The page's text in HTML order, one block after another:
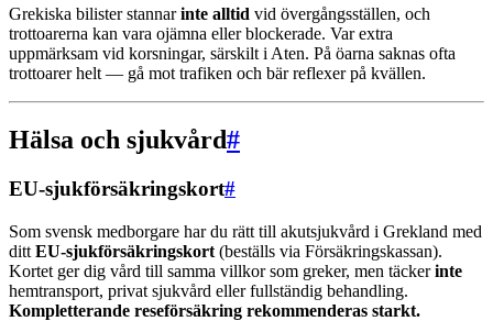
Grekiska bilister stannarinte alltid vid övergångsställen, och
trottoarerna kan vara ojämna eller blockerade. Var extra
uppmärksam vid korsningar, särskilt i Aten. På öarna saknas ofta
trottoarer helt — gå mot trafiken och bär reflexer på kvällen.
Hälsa och sjukvård#
EU-sjukförsäkringskort#
Som svensk medborgare har du rätt till akutsjukvård i Grekland med
ditt EU-sjukförsäkringskort (beställs via Försäkringskassan).
Kortet ger dig vård till samma villkor som greker, men täckerinte
hemtransport, privat sjukvård eller fullständig behandling.
Kompletterande reseförsäkring rekommenderas starkt.